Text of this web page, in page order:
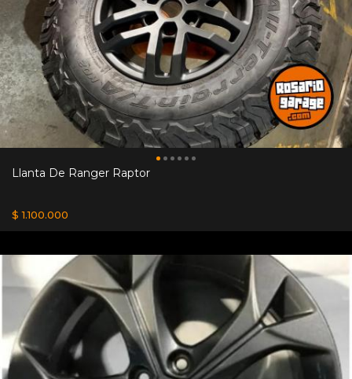
Llanta De Ranger Raptor
$ 1.100.000